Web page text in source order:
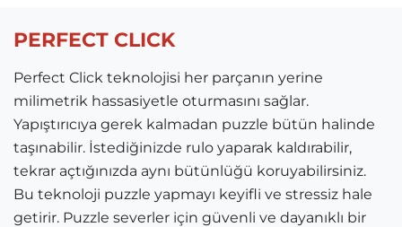
PERFECT CLICK
Perfect Click teknolojisi her parçanın yerine
milimetrik hassasiyetle oturmasını sağlar.
Yapıştırıcıya gerek kalmadan puzzle bütün halinde
taşınabilir. İstediğinizde rulo yaparak kaldırabilir,
tekrar açtığınızda aynı bütünlüğü koruyabilirsiniz.
Bu teknoloji puzzle yapmayı keyifli ve stressiz hale
getirir. Puzzle severler için güvenli ve dayanıklı bir